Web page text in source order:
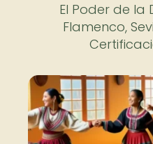
El Poder de la
Flamenco,